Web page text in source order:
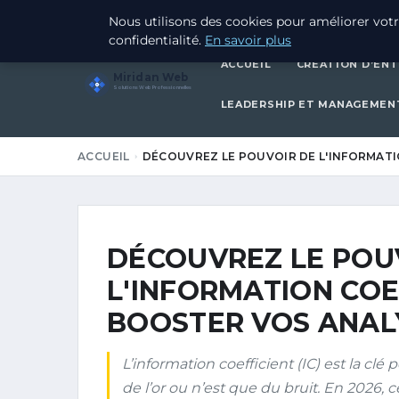
5 JUILLET 2026
Miridan Web
Solutions Web Professionnelles
ACCUEIL CRÉATION
LEADERSHIP ET
ACCUEIL DÉCOUVREZ LE POUVOIR DE
DÉCOUVREZ LE
L'INFORMATION
BOOSTER VOS
L’information coefficient (IC) est la
de l’or ou n’est que du bruit. En
Nous utilisons des cookies pour améliorer
confidentialité. En savoir plus